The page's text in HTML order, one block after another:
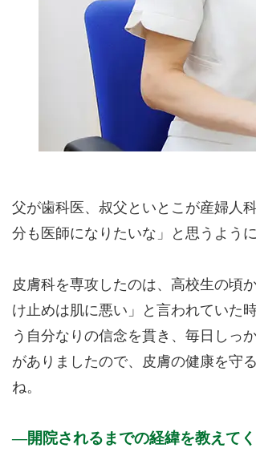
父が歯科医、叔父といとこが産婦人
分も医師になりたいな」と思うよう
皮膚科を専攻したのは、高校生の頃
け止めは肌に悪い」と言われていた
う自分なりの信念を貫き、毎日しっ
がありましたので、皮膚の健康を守
ね。
開院されるまでの経緯を教えてく